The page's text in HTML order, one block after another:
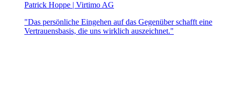
Patrick Hoppe | Virtimo AG
"Das persönliche Eingehen auf das Gegenüber schafft eine
Vertrauensbasis, die uns wirklich auszeichnet."